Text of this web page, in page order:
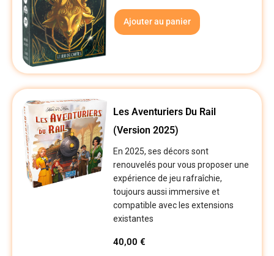
Ajouter au panier
Les Aventuriers Du Rail
(Version 2025)
En 2025, ses décors sont
renouvelés pour vous proposer une
expérience de jeu rafraîchie,
toujours aussi immersive et
compatible avec les extensions
existantes
40,00€